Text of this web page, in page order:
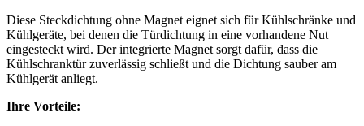
Diese Steckdichtung ohne Magnet eignet sich für Kühlschränke und
Kühlgeräte, bei denen die Türdichtung in eine vorhandene Nut
eingesteckt wird. Der integrierte Magnet sorgt dafür, dass die
Kühlschranktür zuverlässig schließt und die Dichtung sauber am
Kühlgerät anliegt.
Ihre Vorteile: